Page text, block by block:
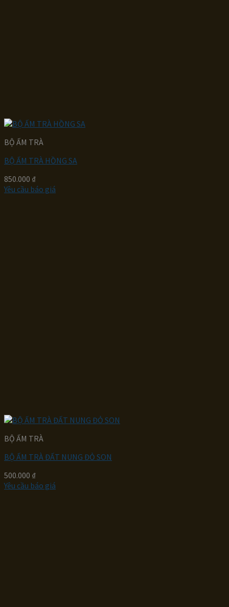
BỘ ẤM TRÀ
BỘ ẤM TRÀ HỒNG SA
850.000 ₫
Yêu cầu báo giá
BỘ ẤM TRÀ
BỘ ẤM TRÀ ĐẤT NUNG ĐỎ SON
500.000 ₫
Yêu cầu báo giá